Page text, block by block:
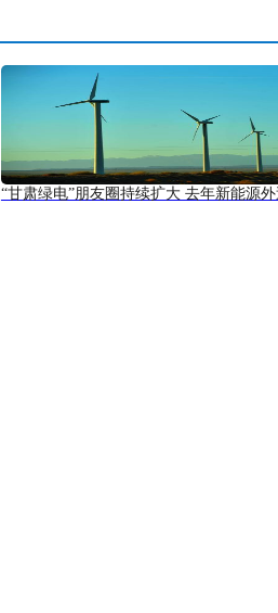
“甘肃绿电”朋友圈持续扩大 去年新能源